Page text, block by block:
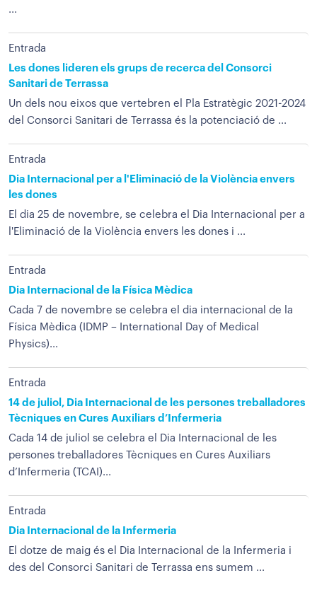
...
Entrada
Les dones lideren els grups de recerca del Consorci
Sanitari de Terrassa
Un dels nou eixos que vertebren el Pla Estratègic 2021-2024
del Consorci Sanitari de Terrassa és la potenciació de ...
Entrada
Dia Internacional per a l'Eliminació de la Violència envers
les dones
El dia 25 de novembre, se celebra el Dia Internacional per a
l'Eliminació de la Violència envers les dones i ...
Entrada
Dia Internacional de la Física Mèdica
Cada 7 de novembre se celebra el dia internacional de la
Física Mèdica (IDMP – International Day of Medical
Physics)...
Entrada
14 de juliol, Dia Internacional de les persones treballadores
Tècniques en Cures Auxiliars d’Infermeria
Cada 14 de juliol se celebra el Dia Internacional de les
persones treballadores Tècniques en Cures Auxiliars
d’Infermeria (TCAI)...
Entrada
Dia Internacional de la Infermeria
El dotze de maig és el Dia Internacional de la Infermeria i
des del Consorci Sanitari de Terrassa ens sumem ...